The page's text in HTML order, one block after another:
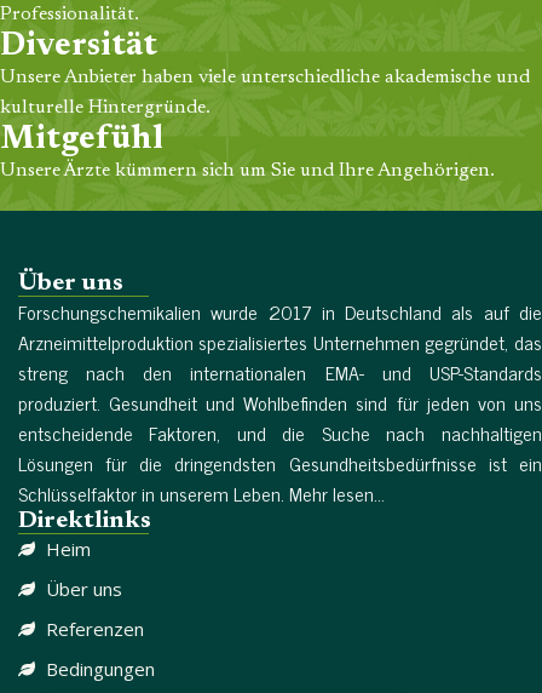
Professionalität.
Diversität
Unsere Anbieter haben viele unterschiedliche akademische und
kulturelle Hintergründe.
Mitgefühl
Unsere Ärzte kümmern sich um Sie und Ihre Angehörigen.
Über uns
Forschungschemikalien wurde 2017 in Deutschland als auf die
Arzneimittelproduktion spezialisiertes Unternehmen gegründet, das
streng nach den internationalen EMA- und USP-Standards
produziert. Gesundheit und Wohlbefinden sind für jeden von uns
entscheidende Faktoren, und die Suche nach nachhaltigen
Lösungen für die dringendsten Gesundheitsbedürfnisse ist ein
Schlüsselfaktor in unserem Leben. Mehr lesen...
Direktlinks
Heim
Über uns
Referenzen
Bedingungen